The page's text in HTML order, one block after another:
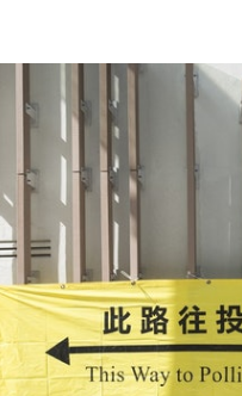
舉增加郵寄投票選項，以避免交通混
無障礙方式自行列印選